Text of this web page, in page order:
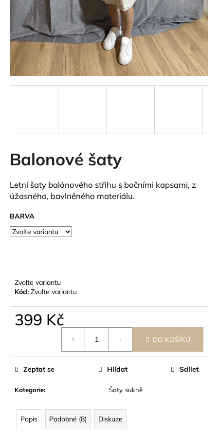
Balonové šaty
Letní šaty balónového střihu s bočními kapsami, z
úžasného, bavlněného materiálu.
BARVA
Zvolte variantu
Kód: Zvolte variantu
399 Kč
DO KOŠÍKU
Kategorie: Šaty, sukně
Zeptat se Hlídat Sdílet
Popis Podobné (8) Diskuze
a
j
í
?
D
o
o
r
č
u